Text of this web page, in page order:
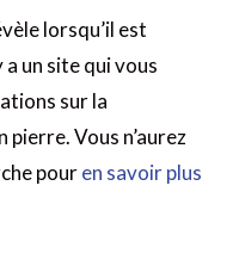
lorsqu’il est
un site qui vous
sur la
Vous n’aurez
pouren savoir plus